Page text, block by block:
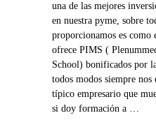
una de las mejores
en nuestra pyme, sobre
proporcionamos es como
ofrece PIMS (
School) bonificados por
todos modos siempre nos
típico empresario que
si doy formación a …